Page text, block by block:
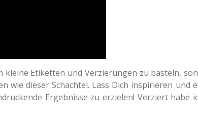
kleine Etiketten und Verzierungen zu basteln,
wie dieser Schachtel. Lass Dich inspirieren und
Ergebnisse zu erzielen! Verziert habe